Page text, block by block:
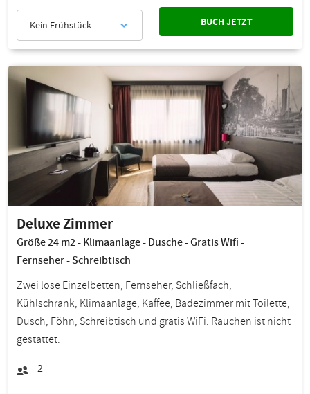
Kein Frühstück BUCH JETZT
Deluxe Zimmer
Größe 24 m2 - Klimaanlage - Dusche - Gratis Wifi -
Fernseher - Schreibtisch
Zwei lose Einzelbetten, Fernseher, Schließfach,
Kühlschrank, Klimaanlage, Kaffee, Badezimmer mit Toilette,
Dusch, Föhn, Schreibtisch und gratis WiFi. Rauchen ist nicht
gestattet.
2